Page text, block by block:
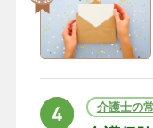
介護士の